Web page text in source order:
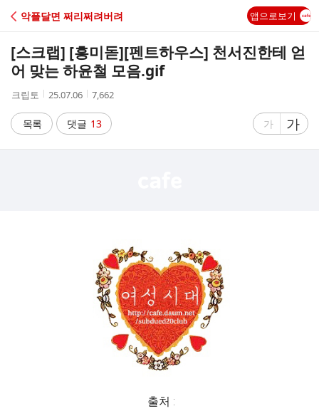
C
A
악플달면 쩌리쩌려버려 앱으로보기
[스크랩] [흥미돋][펜트하우스] 천서진한테 얻
어 맞는 하윤철 모음.gif
작
자
크립토
작
시
간
25.07.06
조
수
7,662
목록 댓글 13
글
가
글
자
가
출처 :